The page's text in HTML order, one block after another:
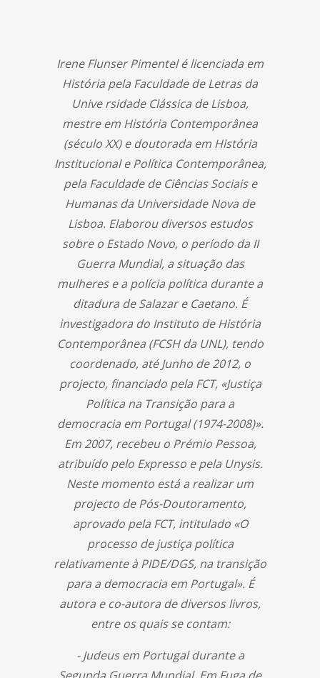
Irene Flunser Pimentel é licenciada em
História pela Faculdade de Letras da
Unive rsidade Clássica de Lisboa,
mestre em História Contemporânea
(século XX) e doutorada em História
Institucional e Política Contemporânea,
pela Faculdade de Ciências Sociais e
Humanas da Universidade Nova de
Lisboa. Elaborou diversos estudos
sobre o Estado Novo, o período da II
Guerra Mundial, a situação das
mulheres e a polícia política durante a
ditadura de Salazar e Caetano. É
investigadora do Instituto de História
Contemporânea (FCSH da UNL), tendo
coordenado, até Junho de 2012, o
projecto, financiado pela FCT, «Justiça
Política na Transição para a
democracia em Portugal (1974-2008)».
Em 2007, recebeu o Prémio Pessoa,
atribuído pelo Expresso e pela Unysis.
Neste momento está a realizar um
projecto de Pós-Doutoramento,
aprovado pela FCT, intitulado «O
processo de justiça política
relativamente à PIDE/DGS, na transição
para a democracia em Portugal». É
autora e co-autora de diversos livros,
entre os quais se contam:
- Judeus em Portugal durante a